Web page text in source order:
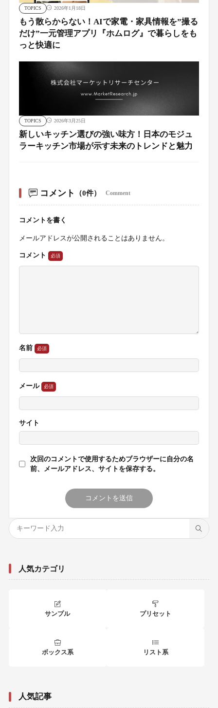
TOPICS 2026年1月18日
もう散らからない！AIで家電・家具情報を”撮る
だけ”一元管理アプリ『ホムログ』で暮らしをも
っと快適に
TOPICS 2026年3月25日
新しいキッチン選びの強い味方！日本のモジュ
ラーキッチン市場が示す未来のトレンドと魅力
コメント （0件） Comment
コメントを書く
メールアドレスが公開されることはありません。
コメント
名前
メール
サイト
次回のコメントで使用するためブラウザーに自分の名
前、メールアドレス、サイトを保存する。
人気カテゴリ
サンプル プリセット
ボックス系 リスト系
人気記事